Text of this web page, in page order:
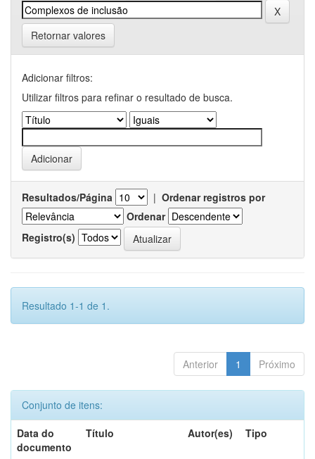
Retornar valores
Adicionar filtros:
Utilizar filtros para refinar o resultado de busca.
Resultados/Página | Ordenar registros por
Ordenar
Registro(s)
Resultado 1-1 de 1.
Anterior 1 Próximo
Conjunto de itens:
Data do
documento
Título Autor(es) Tipo